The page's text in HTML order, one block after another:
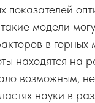
показателей
модели
в горных
находятся на
возможным,
науки в